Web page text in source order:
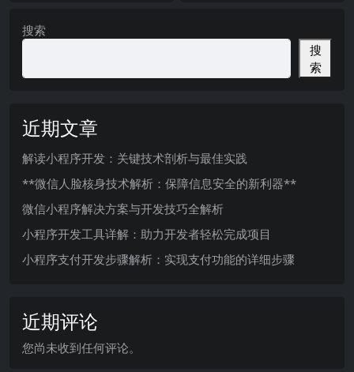
搜索
搜
索
近期文章
解读小程序开发：关键技术剖析与最佳实践
**微信人脸核身技术解析：保障信息安全的新利器**
微信小程序解决方案与开发技巧全解析
小程序开发工具详解：助力开发者轻松完成项目
小程序支付开发步骤解析：实现支付功能的详细步骤
近期评论
您尚未收到任何评论。